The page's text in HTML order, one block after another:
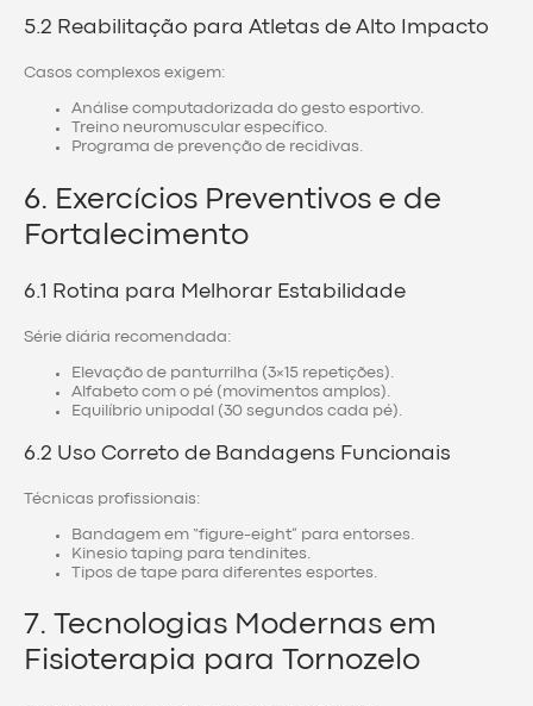
5.2 Reabilitação para Atletas de Alto Impacto
Casos complexos exigem:
Análise computadorizada do gesto esportivo.
Treino neuromuscular específico.
Programa de prevenção de recidivas.
6. Exercícios Preventivos e de
Fortalecimento
6.1 Rotina para Melhorar Estabilidade
Série diária recomendada:
Elevação de panturrilha (3×15 repetições).
Alfabeto com o pé (movimentos amplos).
Equilíbrio unipodal (30 segundos cada pé).
6.2 Uso Correto de Bandagens Funcionais
Técnicas profissionais:
Bandagem em “figure-eight” para entorses.
Kinesio taping para tendinites.
Tipos de tape para diferentes esportes.
7. Tecnologias Modernas em
Fisioterapia para Tornozelo